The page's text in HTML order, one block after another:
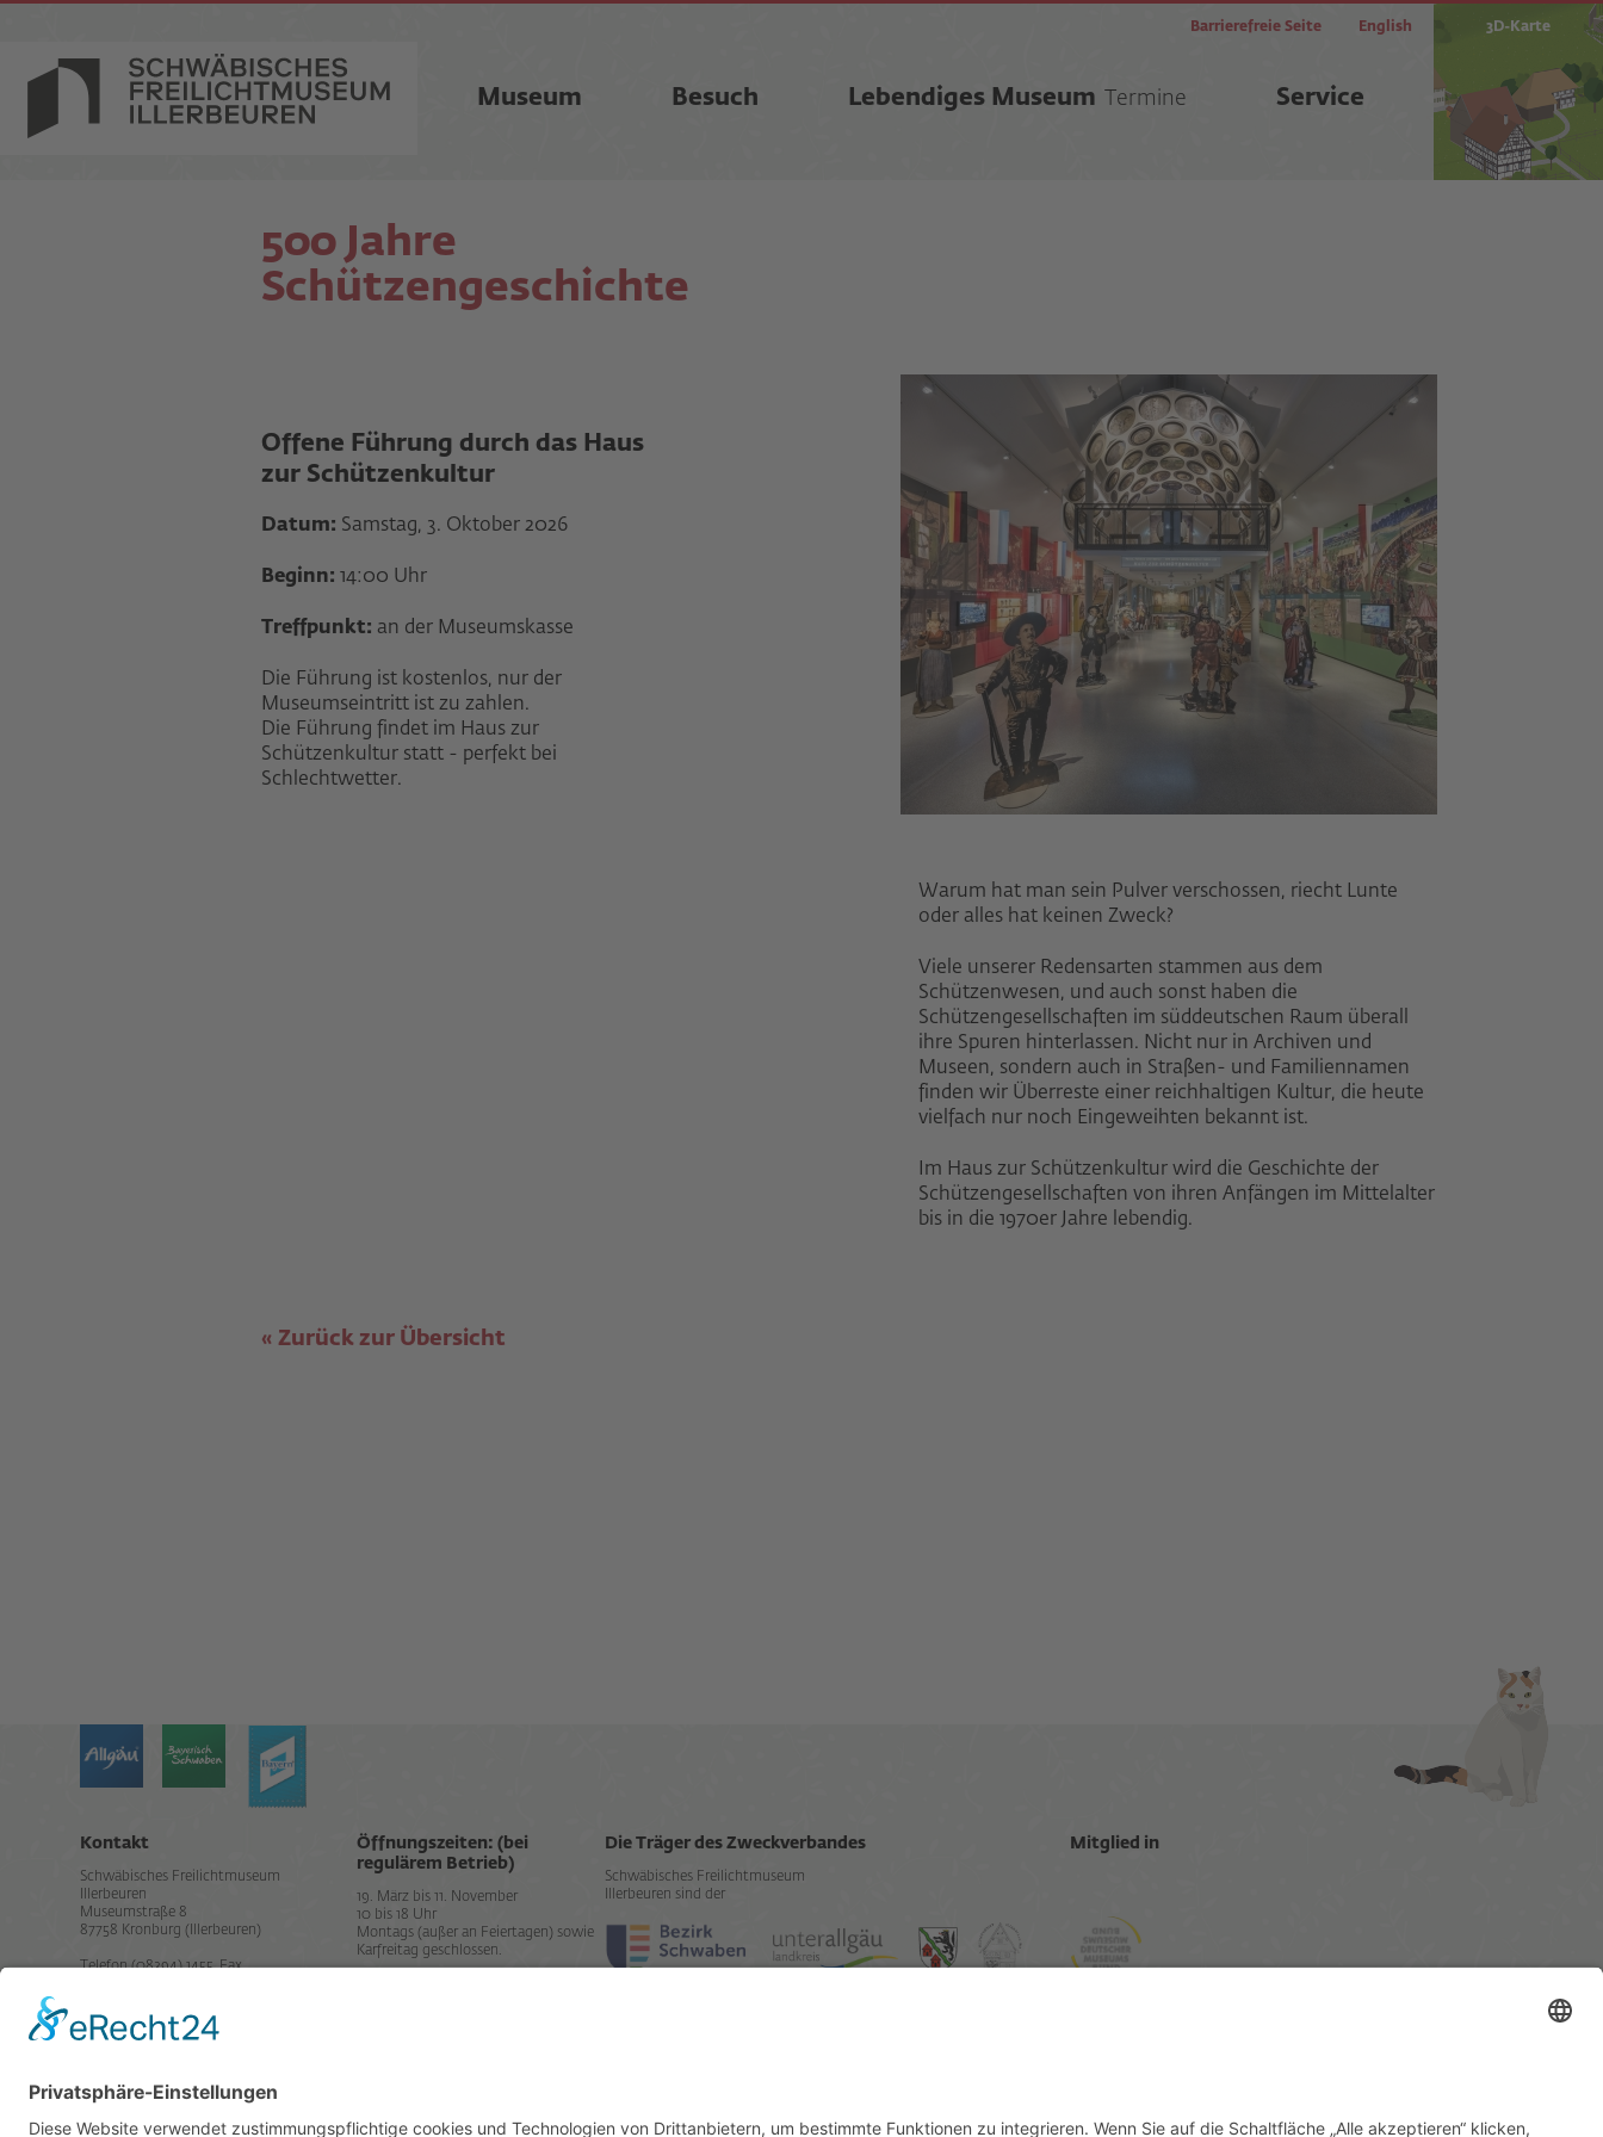
Museum Besuch Lebendiges Museum Termine Service
Barrierefreie Seite English 3D-Karte
500 Jahre
Schützengeschichte
Offene Führung durch das Haus
zur Schützenkultur
Datum: Samstag, 3. Oktober 2026
Beginn: 14:00 Uhr
Treffpunkt: an der Museumskasse
Die Führung ist kostenlos, nur der
Museumseintritt ist zu zahlen.
Die Führung findet im Haus zur
Schützenkultur statt - perfekt bei
Schlechtwetter.
Warum hat man sein Pulver verschossen, riecht Lunte
oder alles hat keinen Zweck?
Viele unserer Redensarten stammen aus dem
Schützenwesen, und auch sonst haben die
Schützengesellschaften im süddeutschen Raum überall
ihre Spuren hinterlassen. Nicht nur in Archiven und
Museen, sondern auch in Straßen- und Familiennamen
finden wir Überreste einer reichhaltigen Kultur, die heute
vielfach nur noch Eingeweihten bekannt ist.
Im Haus zur Schützenkultur wird die Geschichte der
Schützengesellschaften von ihren Anfängen im Mittelalter
bis in die 1970er Jahre lebendig.
Zurück zur Übersicht
Kontakt
Schwäbisches Freilichtmuseum
Illerbeuren
Museumstraße 8
87758 Kronburg (Illerbeuren)
Telefon (08394) 1455, Fax
Öffnungszeiten: (bei
regulärem Betrieb)
19. März bis 11. November
10 bis 18 Uhr
Montags (außer an Feiertagen) sowie
Karfreitag geschlossen.
Die Träger des Zweckverbandes
Schwäbisches Freilichtmuseum
Illerbeuren sind der
Mitglied in
Impressum